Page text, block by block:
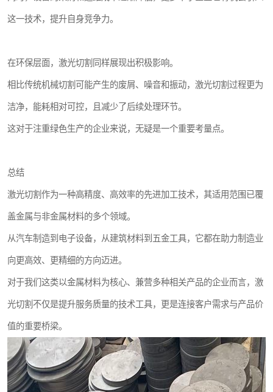
这一技术，提升自身竞争力。
在环保层面，激光切割同样展现出积极影响。
相比传统机械切割可能产生的废屑、噪音和振动，激光切割过程更为
洁净，能耗相对可控，且减少了后续处理环节。
这对于注重绿色生产的企业来说，无疑是一个重要考量点。
总结
激光切割作为一种高精度、高效率的先进加工技术，其适用范围已覆
盖金属与非金属材料的多个领域。
从汽车制造到电子设备，从建筑材料到五金工具，它都在助力制造业
向更高效、更精细的方向迈进。
对于我们这类以金属材料为核心、兼营多种相关产品的企业而言，激
光切割不仅是提升服务质量的技术工具，更是连接客户需求与产品价
值的重要桥梁。